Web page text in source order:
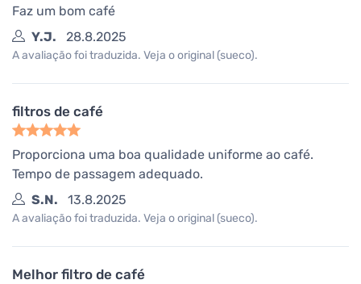
Faz um bom café
Y.J.
28.8.2025
A avaliação foi traduzida. Veja o original (sueco).
filtros de café
Proporciona uma boa qualidade uniforme ao café.
Tempo de passagem adequado.
S.N.
13.8.2025
A avaliação foi traduzida. Veja o original (sueco).
Melhor filtro de café